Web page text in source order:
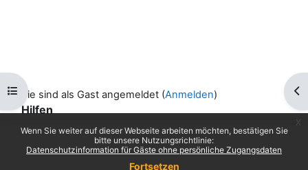
Wenn Sie weiter auf dieser Webseite arbeiten möchten, bestätigen Sie
bitte unsere Nutzungsrichtlinie:
Datenschutzinformation für Gäste ohne persönliche Zugangsdaten
Fortsetzen
x
Kursindex öffnen
Sie sind als Gast angemeldet (Anmelden)
Hilfen
Support ...
Impressum